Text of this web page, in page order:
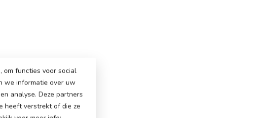
om functies voor social
we informatie over uw
analyse. Deze partners
heeft verstrekt of die ze